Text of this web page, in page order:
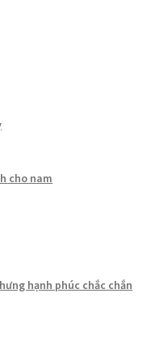
cho nam
hạnh phúc chắc chắn